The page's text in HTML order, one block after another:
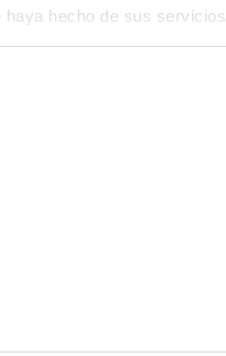
hecho de sus servicios.
68